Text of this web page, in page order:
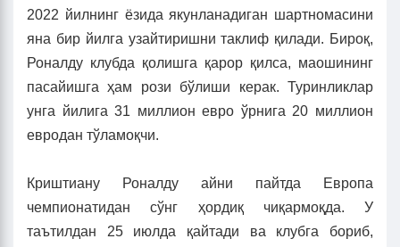
2022 йилнинг ёзида якунланадиган шартномасини
яна бир йилга узайтиришни таклиф қилади. Бироқ,
Роналду клубда қолишга қарор қилса, маошининг
пасайишга ҳам рози бўлиши керак. Туринликлар
унга йилига 31 миллион евро ўрнига 20 миллион
евродан тўламоқчи.
Криштиану Роналду айни пайтда Европа
чемпионатидан сўнг ҳордиқ чиқармоқда. У
таътилдан 25 июлда қайтади ва клубга бориб,